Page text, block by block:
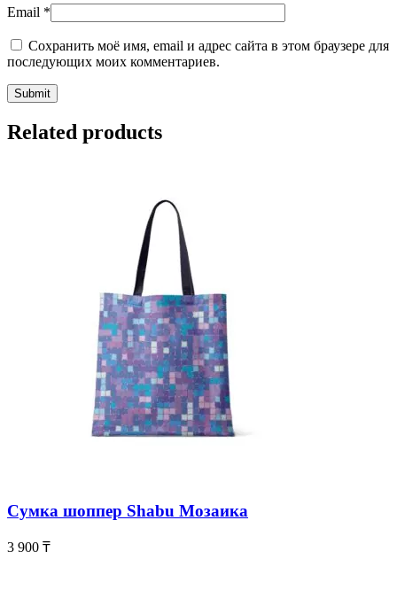
Email *
Сохранить моё имя, email и адрес сайта в этом браузере для
последующих моих комментариев.
Related products
Сумка шоппер Shabu Мозаика
3 900 ₸